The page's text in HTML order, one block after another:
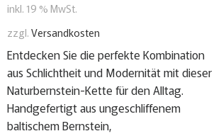
inkl. 19 % MwSt.
zzgl.Versandkosten
Entdecken Sie die perfekte Kombination
aus Schlichtheit und Modernität mit dieser
Naturbernstein-Kette für den Alltag.
Handgefertigt aus ungeschliffenem
baltischem Bernstein,